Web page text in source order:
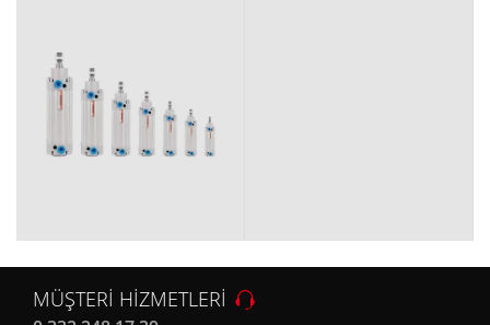
MÜŞTERİ HİZMETLERİ